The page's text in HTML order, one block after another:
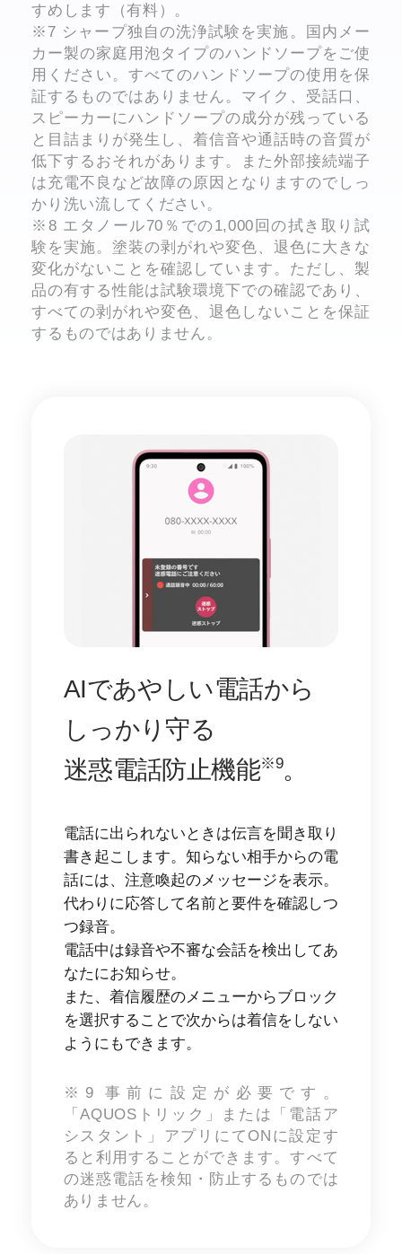
すめします（有料）。
※7 シャープ独自の洗浄試験を実施。国内メー
カー製の家庭用泡タイプのハンドソープをご使
用ください。すべてのハンドソープの使用を保
証するものではありません。マイク、受話口、
スピーカーにハンドソープの成分が残っている
と目詰まりが発生し、着信音や通話時の音質が
低下するおそれがあります。また外部接続端子
は充電不良など故障の原因となりますのでしっ
かり洗い流してください。
※8 エタノール70％での1,000回の拭き取り試
験を実施。塗装の剥がれや変色、退色に大きな
変化がないことを確認しています。ただし、製
品の有する性能は試験環境下での確認であり、
すべての剥がれや変色、退色しないことを保証
するものではありません。
AIであやしい電話から
しっかり守る
迷惑電話防止機能※9。
電話に出られないときは伝言を聞き取り
書き起こします。知らない相手からの電
話には、注意喚起のメッセージを表示。
代わりに応答して名前と要件を確認しつ
つ録音。
電話中は録音や不審な会話を検出してあ
なたにお知らせ。
また、着信履歴のメニューからブロック
を選択することで次からは着信をしない
ようにもできます。
※9 事前に設定が必要です。
「AQUOSトリック」または「電話ア
シスタント」アプリにてONに設定す
ると利用することができます。すべて
の迷惑電話を検知・防止するものでは
ありません。